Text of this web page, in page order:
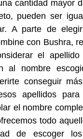
cantidad mayor
pueden ser
A parte de
con Bushra,
el
al nombre
conseguir
apellidos
el nombre
todo
de escoger